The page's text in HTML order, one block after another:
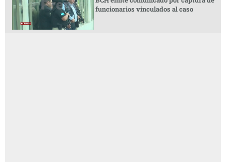
funcionarios vinculados al caso